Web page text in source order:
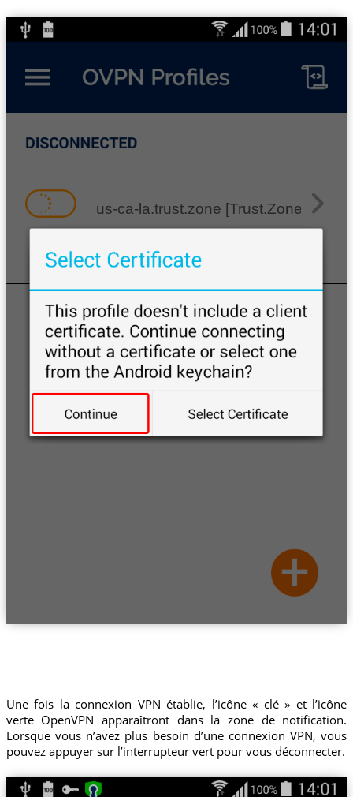
us-ca-la.trust.zone [Trust.Zone-
Une fois la connexion VPN établie, l’icône « clé » et l’icône
verte OpenVPN apparaîtront dans la zone de notification.
Lorsque vous n’avez plus besoin d’une connexion VPN, vous
pouvez appuyer sur l’interrupteur vert pour vous déconnecter.